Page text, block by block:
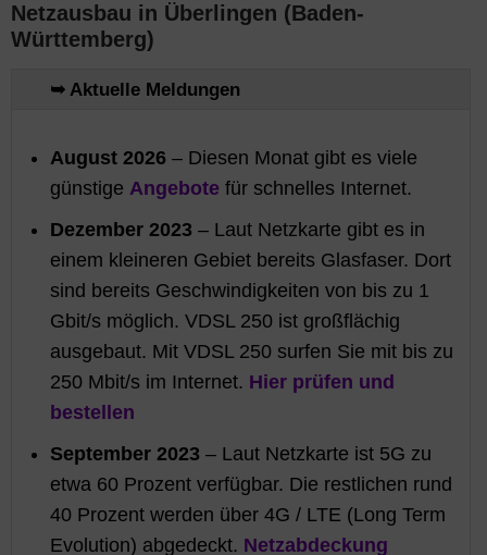
Netzausbau in Überlingen (Baden-
Württemberg)
➥ Aktuelle Meldungen
August 2026 – Diesen Monat gibt es viele
günstige Angebote für schnelles Internet.
Dezember 2023 – Laut Netzkarte gibt es in
einem kleineren Gebiet bereits Glasfaser. Dort
sind bereits Geschwindigkeiten von bis zu 1
Gbit/s möglich. VDSL 250 ist großflächig
ausgebaut. Mit VDSL 250 surfen Sie mit bis zu
250 Mbit/s im Internet. Hier prüfen und
bestellen
September 2023 – Laut Netzkarte ist 5G zu
etwa 60 Prozent verfügbar. Die restlichen rund
40 Prozent werden über 4G / LTE (Long Term
Evolution) abgedeckt. Netzabdeckung